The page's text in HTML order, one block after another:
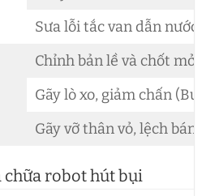
Sưa lỗi tắc van dẫn nước
Chỉnh bản lề và chốt mở
Gãy lò xo, giảm chấn
Gãy vỡ thân vỏ, lệch
chữa robot hút bụi